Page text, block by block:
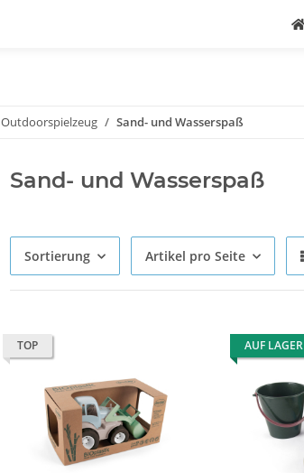
Outdoorspielzeug Sand- und Wasserspaß
Sand- und Wasserspaß
Sortierung Artikel pro Seite
TOP AUF LAGER